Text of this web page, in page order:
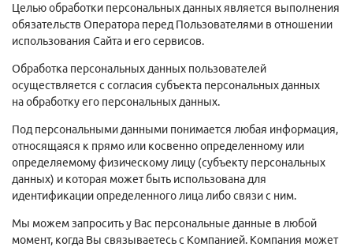
Целью обработки персональных данных является выполнения
обязательств Оператора перед Пользователями в отношении
использования Сайта и его сервисов.
Обработка персональных данных пользователей
осуществляется с согласия субъекта персональных данных
на обработку его персональных данных.
Под персональными данными понимается любая информация,
относящаяся к прямо или косвенно определенному или
определяемому физическому лицу (субъекту персональных
данных) и которая может быть использована для
идентификации определенного лица либо связи с ним.
Мы можем запросить у Вас персональные данные в любой
момент, когда Вы связываетесь с Компанией. Компания может